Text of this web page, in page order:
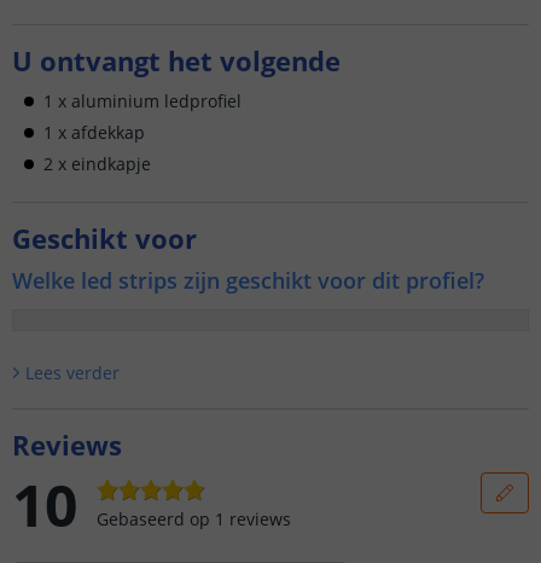
U ontvangt het volgende
1 x aluminium ledprofiel
1 x afdekkap
2 x eindkapje
Geschikt voor
Welke led strips zijn geschikt voor dit profiel?
Lees verder
Reviews
10 Gebaseerd op 1 reviews